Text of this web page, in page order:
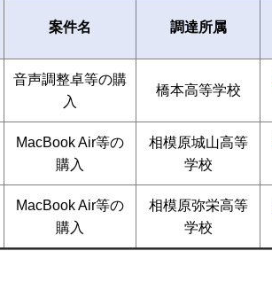
案件名 調達所属
音声調整卓等の購
入
橋本高等学校
MacBook Air等の
購入
相模原城山高等
学校
MacBook Air等の
購入
相模原弥栄高等
学校